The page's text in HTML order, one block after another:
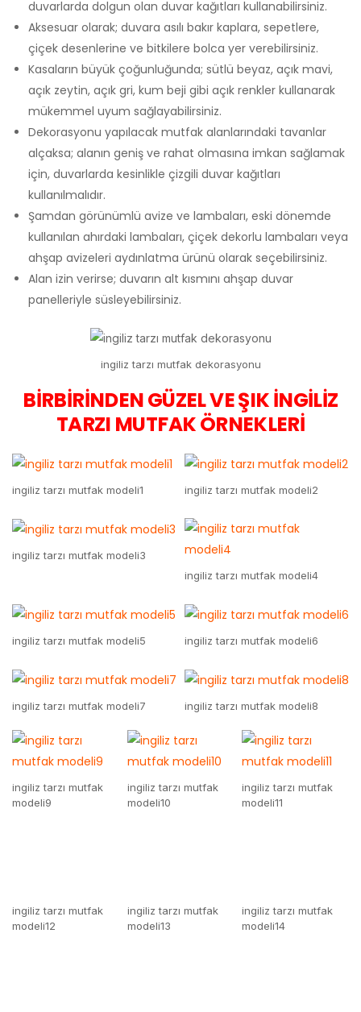
duvarlarda dolgun olan duvar kağıtları kullanabilirsiniz.
Aksesuar olarak; duvara asılı bakır kaplara, sepetlere,
çiçek desenlerine ve bitkilere bolca yer verebilirsiniz.
Kasaların büyük çoğunluğunda; sütlü beyaz, açık mavi,
açık zeytin, açık gri, kum beji gibi açık renkler kullanarak
mükemmel uyum sağlayabilirsiniz.
Dekorasyonu yapılacak mutfak alanlarındaki tavanlar
alçaksa; alanın geniş ve rahat olmasına imkan sağlamak
için, duvarlarda kesinlikle çizgili duvar kağıtları
kullanılmalıdır.
Şamdan görünümlü avize ve lambaları, eski dönemde
kullanılan ahırdaki lambaları, çiçek dekorlu lambaları veya
ahşap avizeleri aydınlatma ürünü olarak seçebilirsiniz.
Alan izin verirse; duvarın alt kısmını ahşap duvar
panelleriyle süsleyebilirsiniz.
ingiliz tarzı mutfak dekorasyonu
BİRBİRİNDEN GÜZEL VE ŞIK İNGİLİZ
TARZI MUTFAK ÖRNEKLERİ
ingiliz tarzı mutfak modeli1 ingiliz tarzı mutfak modeli2
ingiliz tarzı mutfak modeli3
ingiliz tarzı mutfak modeli4
ingiliz tarzı mutfak modeli5 ingiliz tarzı mutfak modeli6
ingiliz tarzı mutfak modeli7 ingiliz tarzı mutfak modeli8
ingiliz tarzı mutfak
modeli9
ingiliz tarzı mutfak
modeli10
ingiliz tarzı mutfak
modeli11
ingiliz tarzı mutfak
modeli13
ingiliz tarzı mutfak
modeli14